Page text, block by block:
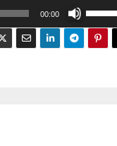
00:00
使
用
上